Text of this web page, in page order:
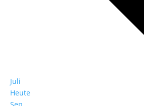
Juli
Heute